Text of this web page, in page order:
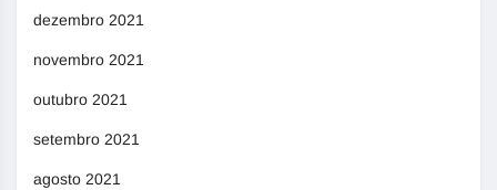
dezembro 2021
novembro 2021
outubro 2021
setembro 2021
agosto 2021